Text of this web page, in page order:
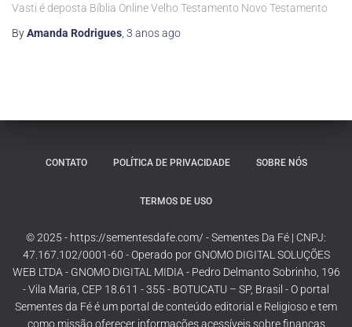
Vasti é deposta Bíblia Online Velho Testamento Novo Testamento
ByAmanda Rodrigues 3 anosago
CONTATO POLÍTICA DE PRIVACIDADE SOBRE NÓS
TERMOS DE USO
© 2025 - https://sementesdafe.com/ - Sementes Da Fé | CNPJ:
47.167.102/0001-60 - Operado por GNOMO DIGITAL SOLUÇÕES
WEB LTDA - GNOMO DIGITAL MIDIA - Pedro Delmanto Sobrinho, 196
- Vila Maria, CEP 18.611 - 355 - BOTUCATU – SP, Brasil - O portal
Sementes da Fé é um portal de conteúdo editorial e Religioso e tem
como missão oferecer informações acessíveis sobre finanças